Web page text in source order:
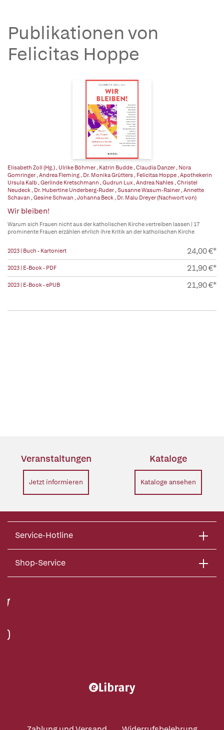
Publikationen von
Felicitas Hoppe
Elisabeth Zoll (Hg.) , Ulrike Böhmer , Katrin Budde , Claudia Danzer , Nora
Gomringer , Andrea Fleming , Dr. Monika Grütters , Felicitas Hoppe , Apothekerin
Ursula Kalb , Gerlinde Kretschmann , Gudrun Lux , Andrea Nahles , Christel
Neudeck , Dr. Hubertine Underberg-Ruder , Susanne Wasum-Rainer , Annette
Schavan , Gesine Schwan , Johanna Beck , Dr. Malu Dreyer (Nachwort von)
Wir bleiben!
Warum sich Frauen nicht aus der katholischen Kirche vertreiben lassen | 17
prominente Frauen erzählen ehrlich ihre Kritik an der katholischen Kirche
2023 | Buch - Kartoniert 24,00 €*
2023 | E-Book - PDF 21,90 €*
2023 | E-Book - ePUB 21,90 €*
Veranstaltungen
Jetzt informieren
Kataloge
Kataloge ansehen
Service-Hotline
Shop-Service